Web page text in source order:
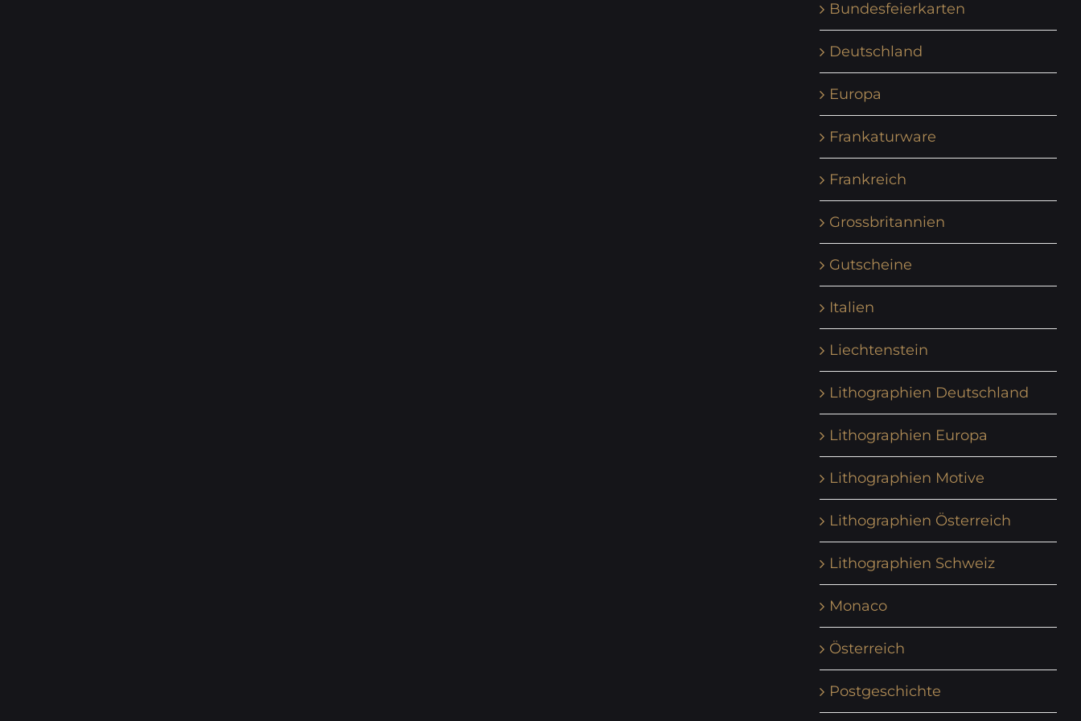
Bundesfeierkarten
Deutschland
Europa
Frankaturware
Frankreich
Grossbritannien
Gutscheine
Italien
Liechtenstein
Lithographien Deutschland
Lithographien Europa
Lithographien Motive
Lithographien Österreich
Lithographien Schweiz
Monaco
Österreich
Postgeschichte